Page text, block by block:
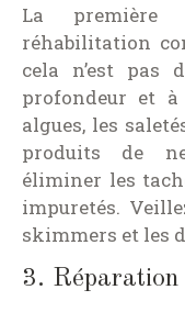
La
réhabilitation
cela n’est pas
profondeur et
algues, les
produits de
éliminer les
impuretés.
skimmers et les
3. Réparation